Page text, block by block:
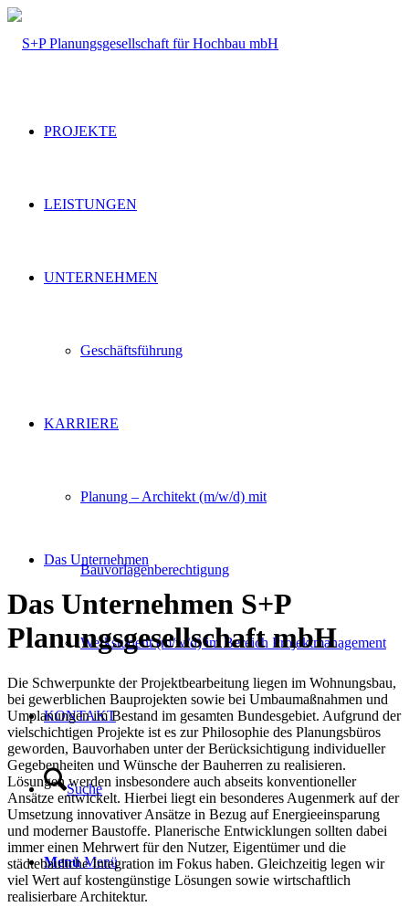
PROJEKTE
LEISTUNGEN
UNTERNEHMEN
Geschäftsführung
KARRIERE
Planung – Architekt (m/w/d) mit
Bauvorlagenberechtigung
Werkstudent (m/w/d) im Bereich Projektmanagement
KONTAKT
Suche
Menü Menü
Das Unternehmen
Das Unternehmen S+P
Planungsgesellschaft mbH
Die Schwerpunkte der Projektbearbeitung liegen im Wohnungsbau,
bei gewerblichen Bauprojekten sowie bei Umbaumaßnahmen und
Umplanungen im Bestand im gesamten Bundesgebiet. Aufgrund der
vielschichtigen Projekte ist es zur Philosophie des Planungsbüros
geworden, Bauvorhaben unter der Berücksichtigung individueller
Gegebenheiten und Wünsche der Bauherren zu realisieren.
Lösungen werden insbesondere auch abseits konventioneller
Ansätze entwickelt. Hierbei liegt ein besonderes Augenmerk auf der
Umsetzung innovativer Ansätze in Bezug auf Energieeinsparung
und moderner Baustoffe. Planerische Entwicklungen sollten dabei
immer einen Mehrwert für den Nutzer, Eigentümer und die
städtebauliche Integration im Fokus haben. Gleichzeitig legen wir
viel Wert auf kostengünstige Lösungen sowie wirtschaftlich
realisierbare Architektur.